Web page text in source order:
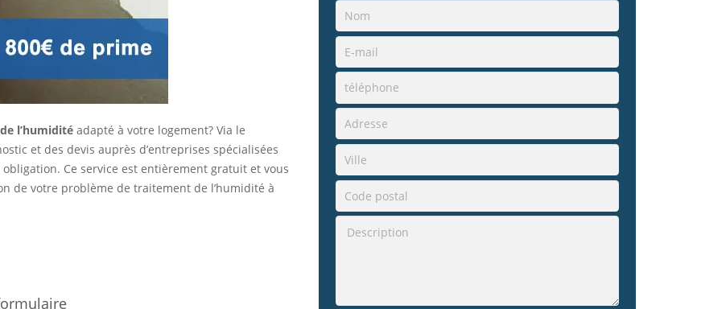
l’humidité adapté à votre logement? Via le
et des devis auprès d’entreprises spécialisées
Ce service est entièrement gratuit et vous
de votre problème de traitement de l’humidité à